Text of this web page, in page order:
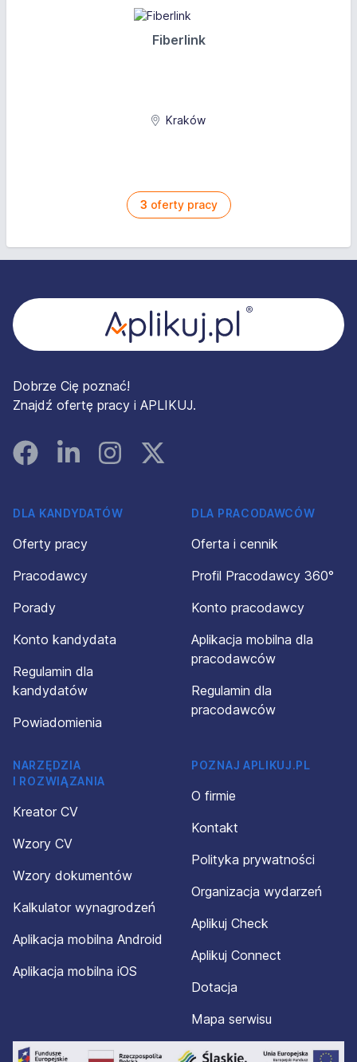
Fiberlink
Kraków
3 oferty pracy
Dobrze Cię poznać!
Znajdź ofertę pracy i APLIKUJ.
FacebookLinked InInstagramInstagram
DLA KANDYDATÓW
Oferty pracy
Pracodawcy
Porady
Konto kandydata
Regulamin dla
kandydatów
Powiadomienia
DLA PRACODAWCÓW
Oferta i cennik
Profil Pracodawcy 360°
Konto pracodawcy
Aplikacja mobilna dla
pracodawców
Regulamin dla
pracodawców
NARZĘDZIA
I ROZWIĄZANIA
Kreator CV
Wzory CV
Wzory dokumentów
Kalkulator wynagrodzeń
Aplikacja mobilna Android
Aplikacja mobilna iOS
POZNAJ APLIKUJ.PL
O firmie
Kontakt
Polityka prywatności
Organizacja wydarzeń
Aplikuj Check
Aplikuj Connect
Dotacja
Mapa serwisu